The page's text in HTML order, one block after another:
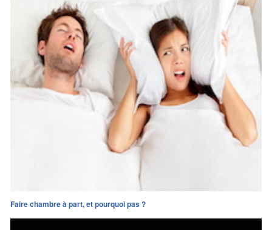
Faire chambre à part, et pourquoi pas ?